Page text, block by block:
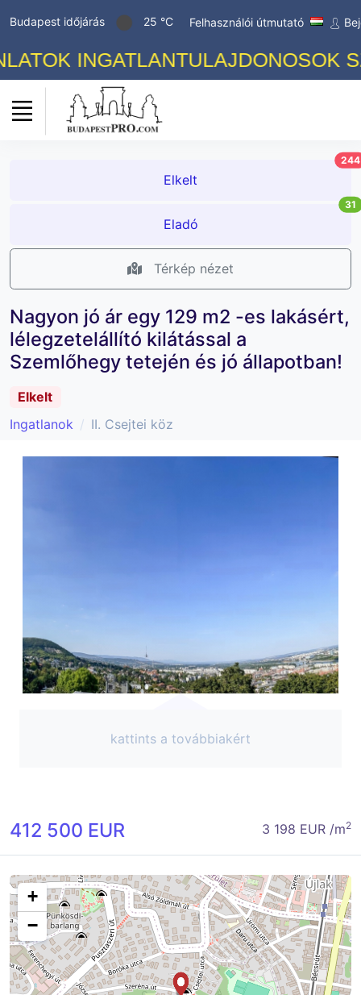
Budapest időjárás 25 °C Felhasználói útmutató
INGATLANTULAJDONOSOK
Elkelt
244
Eladó
31
Térkép nézet
Nagyon jó ár egy 129 m2 -es lakásért,
lélegzetelállító kilátással a
Szemlőhegy tetején és jó állapotban!
Elkelt
Ingatlanok
II. Csejtei köz
kattints a továbbiakért
412 500 EUR 3 198 EUR /m2
+
−